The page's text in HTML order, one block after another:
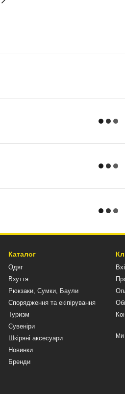
Каталог
Одяг
Взуття
Рюкзаки, Сумки, Баули
Спорядження та екіпірування
Туризм
Сувеніри
Шкіряні аксесуари
Новинки
Бренди
Ми